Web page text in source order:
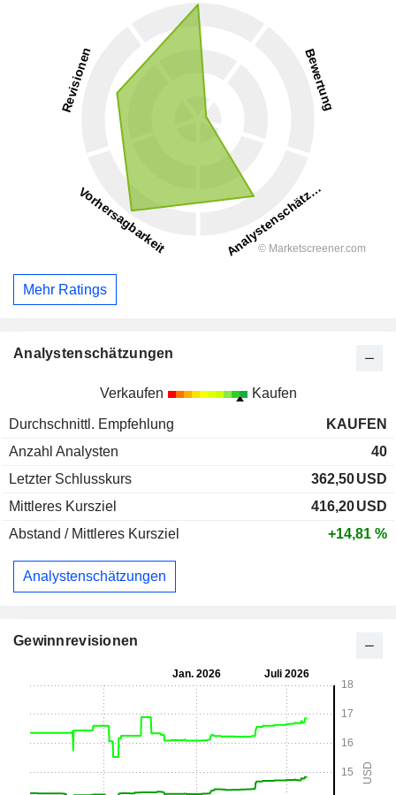
Mehr Ratings
Analystenschätzungen
Verkaufen Kaufen
Durchschnittl. Empfehlung
KAUFEN
Anzahl Analysten
40
Letzter Schlusskurs
362,50USD
Mittleres Kursziel
416,20USD
Abstand / Mittleres Kursziel
+14,81 %
Analystenschätzungen
Gewinnrevisionen